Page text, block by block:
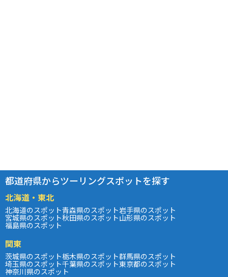
都道府県からツーリングスポットを探す
北海道・東北
北海道のスポット青森県のスポット岩手県のスポット
宮城県のスポット秋田県のスポット山形県のスポット
福島県のスポット
関東
茨城県のスポット栃木県のスポット群馬県のスポット
埼玉県のスポット千葉県のスポット東京都のスポット
神奈川県のスポット